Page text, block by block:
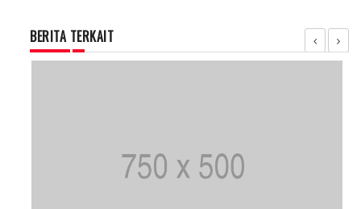
BERITA TERKAIT